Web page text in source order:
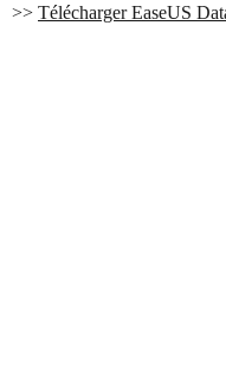
>> Télécharger EaseUS